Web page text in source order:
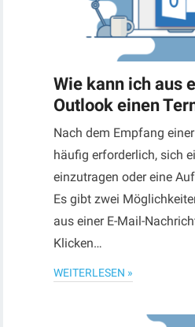
Wie kann ich aus
Outlook einen
Nach dem Empfang
häufig erforderlich, sich
einzutragen oder eine
Es gibt zwei
aus einer E-Mail-
Klicken…
WEITERLESEN »